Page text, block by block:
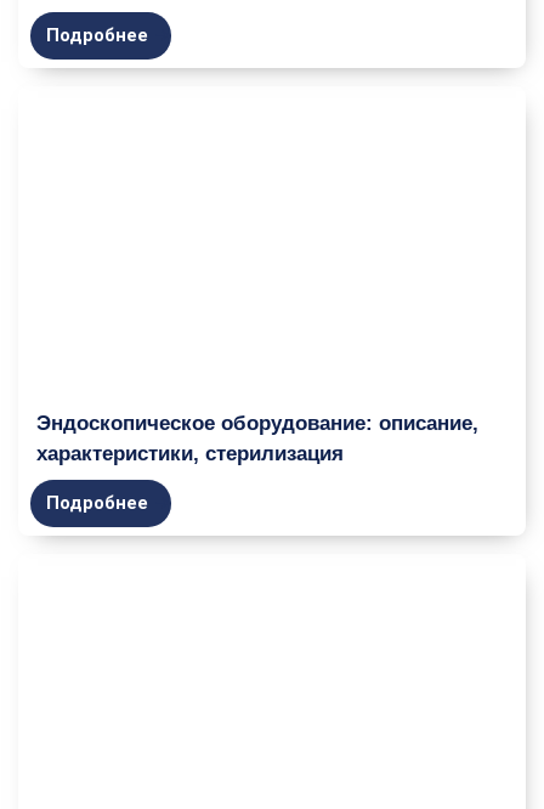
Подробнее
Эндоскопическое оборудование: описание,
характеристики, стерилизация
Подробнее